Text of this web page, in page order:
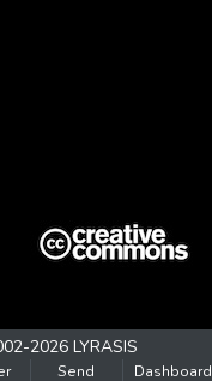
2026 LYRASIS
Send Dashboard